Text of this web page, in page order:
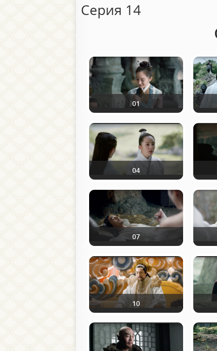
Серия 14
01
04
07
10